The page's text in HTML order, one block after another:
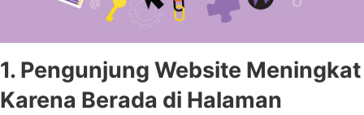
1. Pengunjung Website Meningkat
Karena Berada di Halaman